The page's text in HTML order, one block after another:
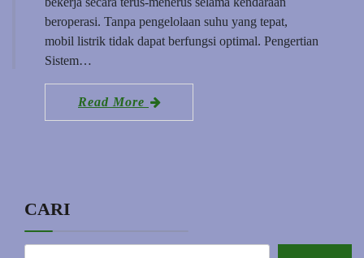
beroperasi. Tanpa pengelolaan suhu yang tepat,
mobil listrik tidak dapat berfungsi optimal. Pengertian
Sistem…
Read More
CARI